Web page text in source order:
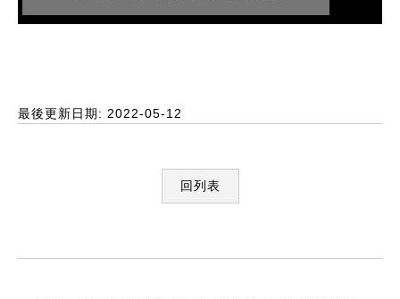
最後更新日期: 2022-05-12
回列表